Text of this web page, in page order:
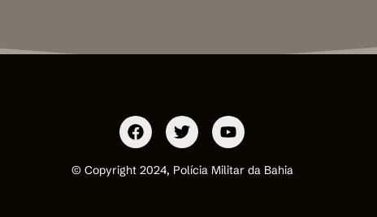
© Copyright 2024, Polícia Militar da Bahia